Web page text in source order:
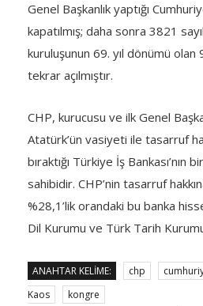
Genel Başkanlık yaptığı
kapatılmış; daha sonra 3821
kuruluşunun 69. yıl dönümü
tekrar açılmıştır.
CHP, kurucusu ve ilk Genel
Atatürk’ün vasiyeti ile tasarruf
bıraktığı Türkiye İş Bankası’nın
sahibidir. CHP’nin tasarruf
%28,1’lik orandaki bu banka
Dil Kurumu ve Türk Tarih
ANAHTAR KELIME: chp
Kaos
kongre